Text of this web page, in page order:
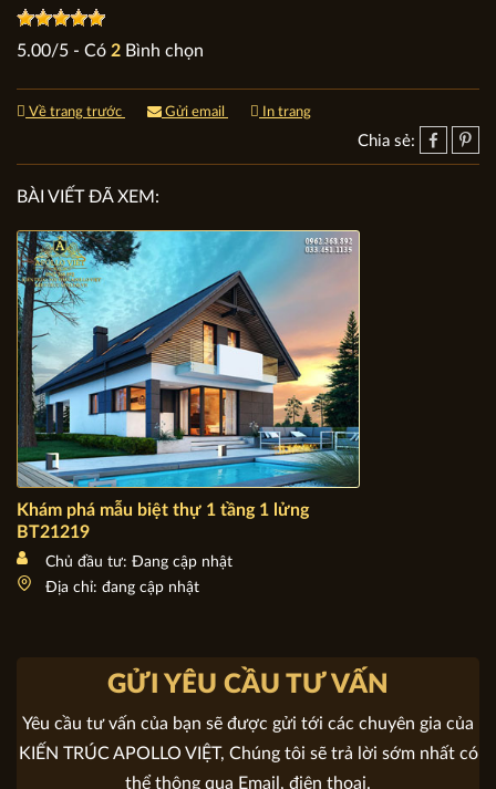
5.00/5 - Có 2 Bình chọn
Về trang trước Gửi email In trang
Chia sẻ:
BÀI VIẾT ĐÃ XEM:
Khám phá mẫu biệt thự 1 tầng 1 lửng BT21219
Địa chỉ: đang cập nhật
GỬI YÊU CẦU TƯ VẤN